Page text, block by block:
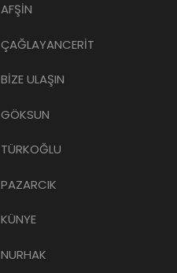
AFŞİN
ÇAĞLAYANCERİT
BİZE ULAŞIN
GÖKSUN
TÜRKOĞLU
PAZARCIK
KÜNYE
NURHAK